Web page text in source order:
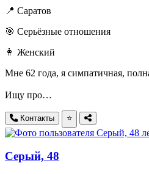
📍 Саратов
🎯 Серьёзные отношения
👩 Женский
Мне 62 года, я симпатичная,
Ищу про…
Контакты ⭐
Серый, 48